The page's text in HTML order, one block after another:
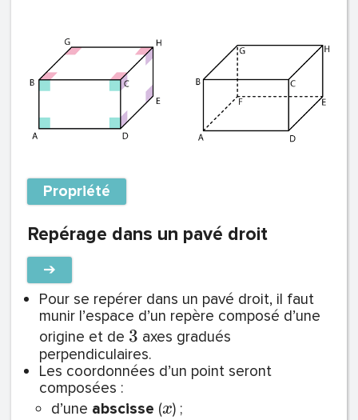
Propriété
Repérage dans un pavé droit
➔
Pour se repérer dans un pavé droit, il faut
munir l’espace d’un repère composé d’une
origine et de 3 axes gradués
perpendiculaires.
Les coordonnées d’un point seront
composées :
d’une abscisse (x) ;